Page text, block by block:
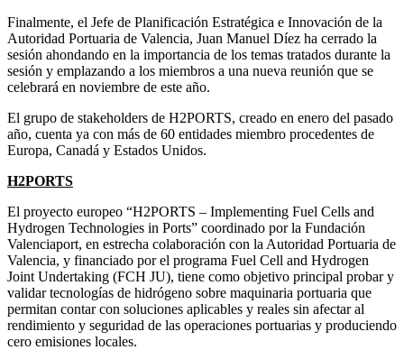
Finalmente, el Jefe de Planificación Estratégica e Innovación de la
Autoridad Portuaria de Valencia, Juan Manuel Díez ha cerrado la
sesión ahondando en la importancia de los temas tratados durante la
sesión y emplazando a los miembros a una nueva reunión que se
celebrará en noviembre de este año.
El grupo de stakeholders de H2PORTS, creado en enero del pasado
año, cuenta ya con más de 60 entidades miembro procedentes de
Europa, Canadá y Estados Unidos.
H2PORTS
El proyecto europeo “H2PORTS – Implementing Fuel Cells and
Hydrogen Technologies in Ports” coordinado por la Fundación
Valenciaport, en estrecha colaboración con la Autoridad Portuaria de
Valencia, y financiado por el programa Fuel Cell and Hydrogen
Joint Undertaking (FCH JU), tiene como objetivo principal probar y
validar tecnologías de hidrógeno sobre maquinaria portuaria que
permitan contar con soluciones aplicables y reales sin afectar al
rendimiento y seguridad de las operaciones portuarias y produciendo
cero emisiones locales.